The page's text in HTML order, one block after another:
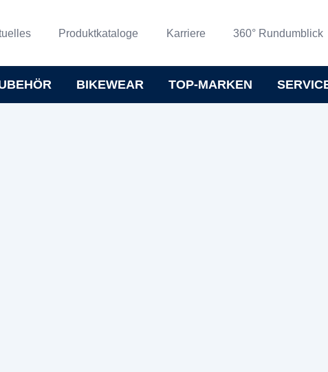
Produktkataloge Karriere 360° Rundumblick
BIKEWEAR TOP-MARKEN